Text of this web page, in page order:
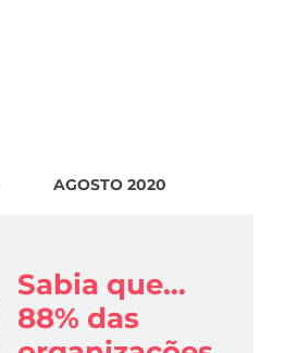
AGOSTO 2020
Sabia que…
88% das